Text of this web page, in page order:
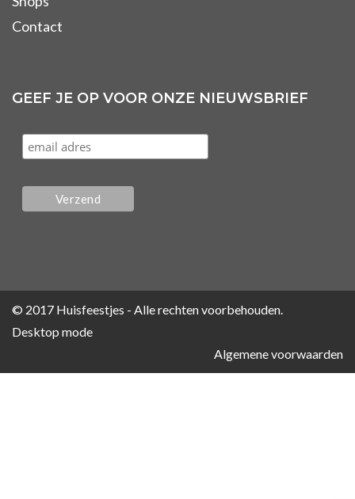
Contact
GEEF JE OP VOOR ONZE NIEUWSBRIEF
© 2017 Huisfeestjes - Alle rechten voorbehouden.
Desktop mode
Algemene voorwaarden